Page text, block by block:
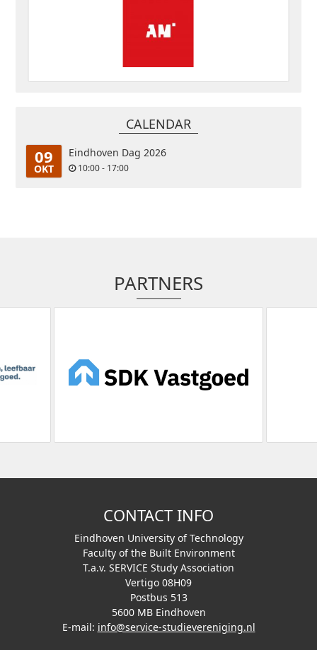
CALENDAR
09
OKT
Eindhoven Dag 2026
10:00 - 17:00
PARTNERS
CONTACT INFO
Eindhoven University of Technology
Faculty of the Built Environment
T.a.v. SERVICE Study Association
Vertigo 08H09
Postbus 513
5600 MB Eindhoven
E-mail: info@service-studievereniging.nl